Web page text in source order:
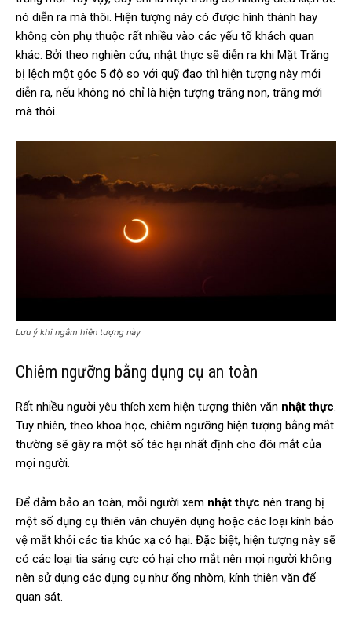
nó diễn ra mà thôi. Hiện tượng này có được hình thành hay
không còn phụ thuộc rất nhiều vào các yếu tố khách quan
khác. Bởi theo nghiên cứu, nhật thực sẽ diễn ra khi Mặt Trăng
bị lệch một góc 5 độ so với quỹ đạo thì hiện tượng này mới
diễn ra, nếu không nó chỉ là hiện tượng trăng non, trăng mới
mà thôi.
Lưu ý khi ngắm hiện tượng này
Chiêm ngưỡng bằng dụng cụ an toàn
Rất nhiều người yêu thích xem hiện tượng thiên văn nhật thực.
Tuy nhiên, theo khoa học, chiêm ngưỡng hiện tượng bằng mắt
thường sẽ gây ra một số tác hại nhất định cho đôi mắt của
mọi người.
Để đảm bảo an toàn, mỗi người xem nhật thực nên trang bị
một số dụng cụ thiên văn chuyên dụng hoặc các loại kính bảo
vệ mắt khỏi các tia khúc xạ có hại. Đặc biệt, hiện tượng này sẽ
có các loại tia sáng cực có hại cho mắt nên mọi người không
nên sử dụng các dụng cụ như ống nhòm, kính thiên văn để
quan sát.